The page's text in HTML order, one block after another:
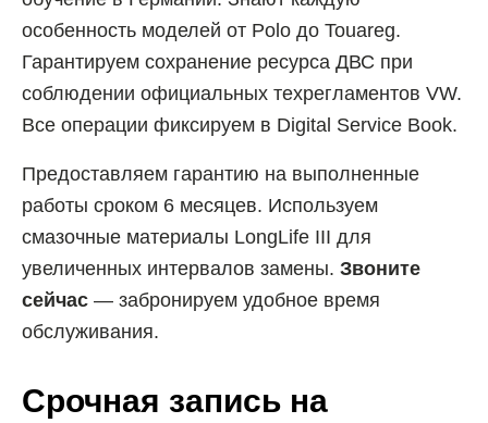
особенность моделей от Polo до Touareg.
Гарантируем сохранение ресурса ДВС при
соблюдении официальных техрегламентов VW.
Все операции фиксируем в Digital Service Book.
Предоставляем гарантию на выполненные
работы сроком 6 месяцев. Используем
смазочные материалы LongLife III для
увеличенных интервалов замены. Звоните
сейчас — забронируем удобное время
обслуживания.
Срочная запись на